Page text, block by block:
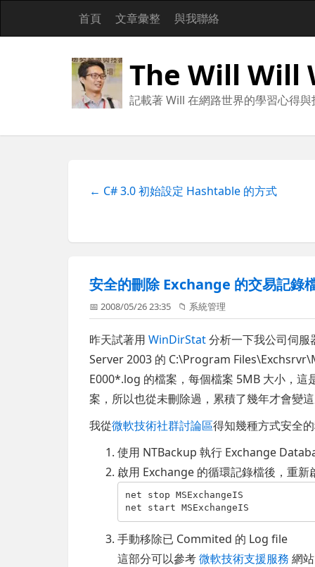
首頁 文章彙整 與我聯絡
The Will Will
記載著 Will 在網路世界的學習心得與
← C# 3.0 初始設定 Hashtable 的方式
安全的刪除 Exchange 的交易記錄
📅 2008/05/26 23:35 📁 系統管理
昨天試著用WinDirStat分析一下我公司伺
Server 2003 的 C:\Program
E000*.log 的檔案，每個檔案 5MB 大小，
案，所以也從未刪除過，累積了幾年才會變
我從微軟技術社群討論區得知幾種方式安全
使用 NTBackup 執行 Exchange
啟用 Exchange 的循環記錄檔後，重
net stop MSExchangeIS
net start MSExchangeIS
手動移除已 Commited 的 Log file
這部分可以參考微軟技術支援服務 網